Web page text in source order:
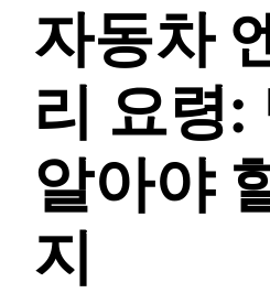
자동차
리 요령:
알아야
지